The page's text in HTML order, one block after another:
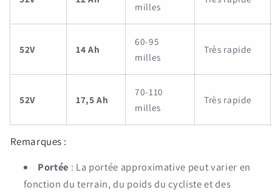
milles
52V 14 Ah
60-95
milles
Très rapide
52V 17,5 Ah
70-110
milles
Très rapide
Remarques :
Portée : La portée approximative peut varier en
fonction du terrain, du poids du cycliste et des